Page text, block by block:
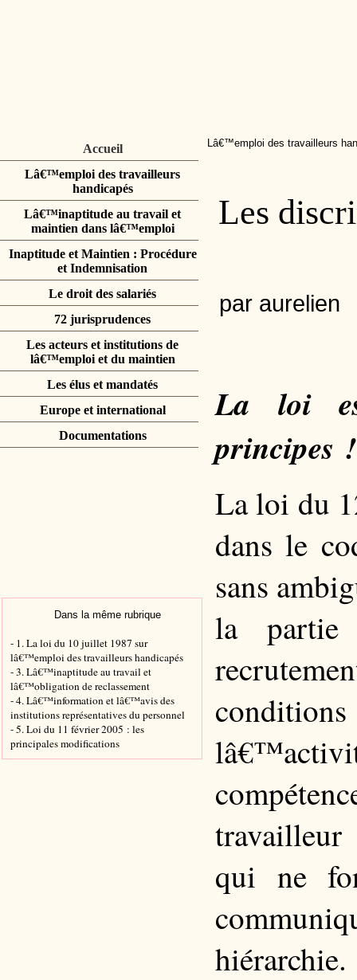
Accueil
Lâ€™emploi des travailleurs
handicapés
Lâ€™inaptitude au travail et
maintien dans lâ€™emploi
Inaptitude et Maintien : Procédure
et Indemnisation
Le droit des salariés
72 jurisprudences
Les acteurs et institutions de
lâ€™emploi et du maintien
Les élus et mandatés
Europe et international
Documentations
Lâ€™emploi des travailleurs
Les
par aurelien
La loi
principes !
La loi du
dans le
sans
la partie
travailleur
qui ne
hiérarchie.
Dans la même rubrique
- 1. La loi du 10 juillet 1987 sur
lâ€™emploi des travailleurs handicapés
- 3. Lâ€™inaptitude au travail et
lâ€™obligation de reclassement
- 4. Lâ€™information et lâ€™avis des
institutions représentatives du personnel
- 5. Loi du 11 février 2005 : les
principales modifications